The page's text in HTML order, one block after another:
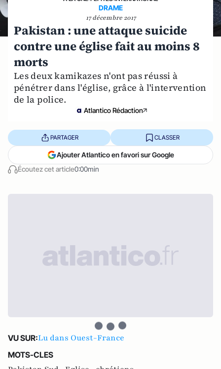
DRAME
17 décembre 2017
Pakistan : une attaque suicide
contre une église fait au moins 8
morts
Les deux kamikazes n'ont pas réussi à
pénétrer dans l'église, grâce à l'intervention
de la police.
Atlantico Rédaction
Écoutez cet article0:00min
PARTAGER CLASSER
Ajouter Atlantico en favori sur Google
VU SUR:Lu dans Ouest-France
MOTS-CLES